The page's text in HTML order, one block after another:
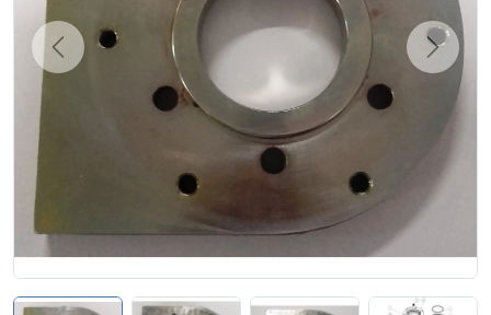
Producenci
Najpopularniejsi
Dowiedz się więcej
Aktualności i porady
Regulamin
Previous Next